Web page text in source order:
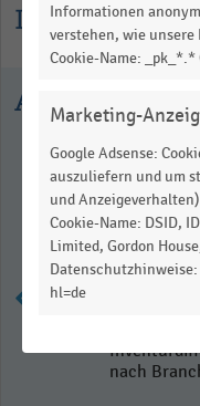
Ausgewählte
nach
Informationen
verstehen, wie unsere
Cookie-Name:
Marketing-
Google Adsense:
auszuliefern und um
und
Cookie-Name: DSID,
Limited, Gordon
hl=de